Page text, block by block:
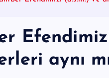
aynı